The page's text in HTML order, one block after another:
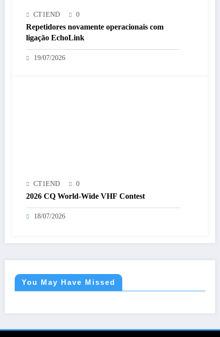
CT1END 0
Repetidores novamente operacionais com
ligação EchoLink
19/07/2026
CT1END 0
2026 CQ World-Wide VHF Contest
18/07/2026
You May Have Missed